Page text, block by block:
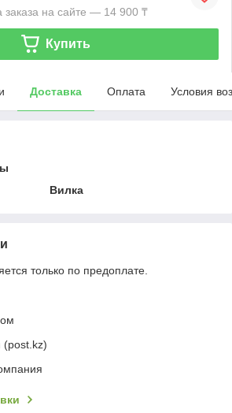
на сайте — 14 900 ₸
Купить
Доставка Оплата Условия
Вилка
только по предоплате.
(post.kz)